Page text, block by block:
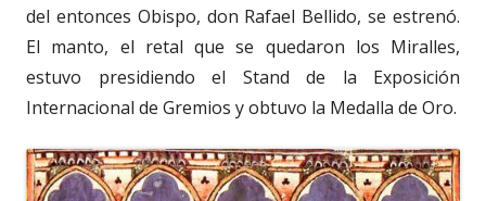
del entonces Obispo, don Rafael Bellido, se estrenó.
El manto, el retal que se quedaron los Miralles,
estuvo presidiendo el Stand de la Exposición
Internacional de Gremios y obtuvo la Medalla de Oro.